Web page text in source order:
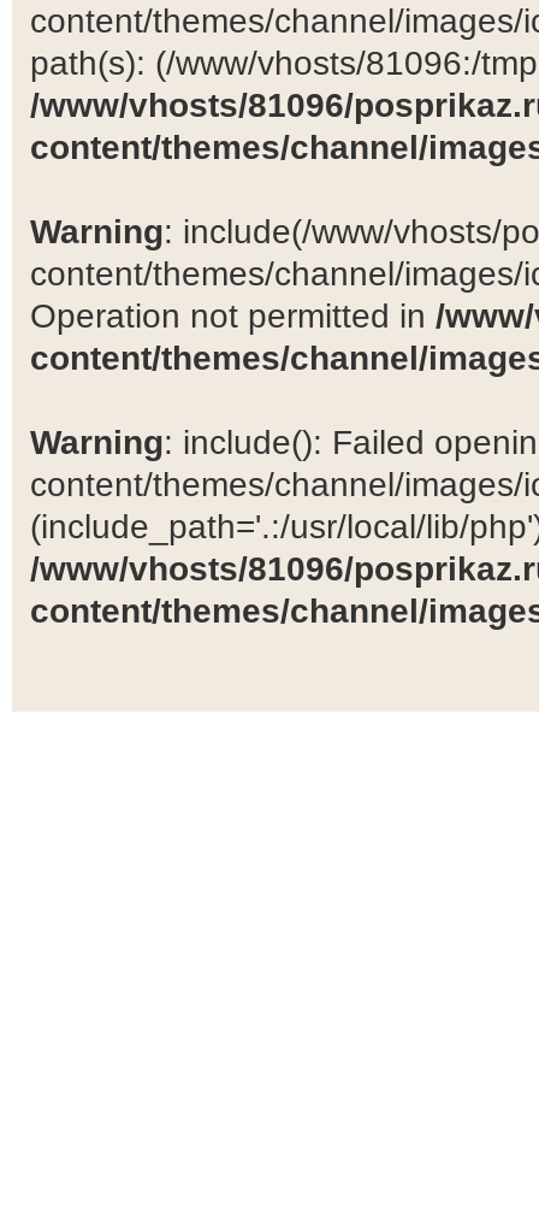
content/themes/channel/
path(s): (/www/vhosts/81096:/
/www/vhosts/81096/
content/themes/channel/
Warning: include(/www/vhosts/
content/themes/channel/
Operation not permitted in /
content/themes/channel/
Warning: include(): Failed
content/themes/channel/images/
(include_path='.:/usr/local/lib/
/www/vhosts/81096/
content/themes/channel/